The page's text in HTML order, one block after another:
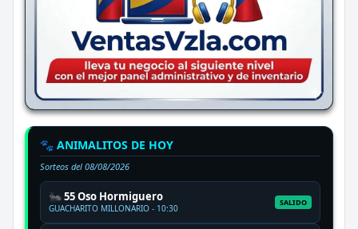
🐾 ANIMALITOS DE HOY
Sorteos del 08/08/2026
🐜 55 Oso Hormiguero
GUACHARITO MILLONARIO - 10:30
SALIDO